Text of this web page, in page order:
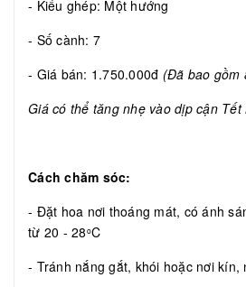
- Kiểu ghép: Một hướng
- Số cành: 7
- Giá bán: 1.750.000đ (Đã bao gồm
Giá có thể tăng nhẹ vào dịp cận Tết
Cách chăm sóc:
- Đặt hoa nơi thoáng mát, có ánh
từ 20 - 28oC
- Tránh nắng gắt, khói hoặc nơi kín,